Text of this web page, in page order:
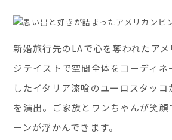
新婚旅行先のLAで心を奪われたア
ジテイストで空間全体をコーディ
したイタリア漆喰のユーロスタッ
を演出。ご家族とワンちゃんが笑
ーンが浮かんできます。